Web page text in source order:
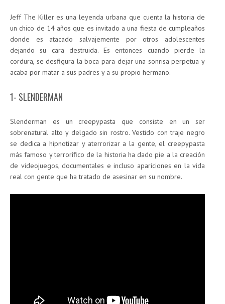
Jeff The Killer es una leyenda urbana que cuenta la historia de
un chico de 14 años que es invitado a una fiesta de cumpleaños
donde es atacado salvajemente por otros adolescentes
dejando su cara destruida. Es entonces cuando pierde la
cordura, se desfigura la boca para dejar una sonrisa perpetua y
acaba por matar a sus padres y a su propio hermano.
1- SLENDERMAN
Slenderman es un creepypasta que consiste en un ser
sobrenatural alto y delgado sin rostro. Vestido con traje negro
se dedica a hipnotizar y aterrorizar a la gente, el creepypasta
más famoso y terrorífico de la historia ha dado pie a la creación
de videojuegos, documentales e incluso apariciones en la vida
real con gente que ha tratado de asesinar en su nombre.